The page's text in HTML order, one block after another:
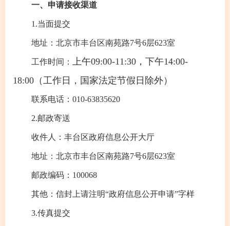
一、申请接收渠道
1.当面提交
地址：北京市丰台区南苑路7号6层623室
工作时间： 上午09:00-11:30，下午14:00-
18:00（工作日，国家法定节假日除外）
联系电话：010-63835620
2.邮政寄送
收件人：丰台区政府信息公开大厅
地址：北京市丰台区南苑路7号6层623室
邮政编码：100068
其他：信封上请注明“政府信息公开申请”字样
3.传真提交